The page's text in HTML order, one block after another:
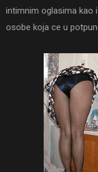
intimnim oglasima kao
osobe koja ce u